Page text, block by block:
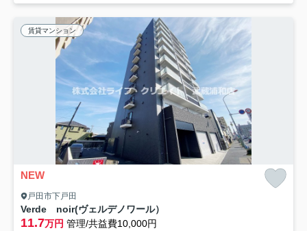
賃貸マンション
NEW
戸田市下戸田
Verde noir(ヴェルデノワール）
11.7万円 管理/共益費10,000円